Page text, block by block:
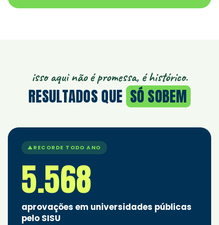
isso aqui não é promessa, é histórico.
RESULTADOS QUE SÓ SOBEM
▲ RECORDE TODO ANO
5.568
aprovações em universidades públicas
pelo SISU